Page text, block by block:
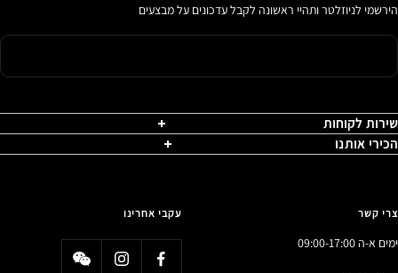
הירשמי לניוזלטר ותהיי ראשונה לקבל עדכונים על מבצעים
שירות לקוחות
הכירי אותנו
צרי קשר
ימים א-ה 09:00-17:00
עקבי אחרינו